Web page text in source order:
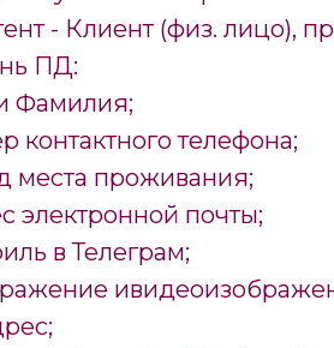
- Клиент (физ. лицо),
ПД:
Фамилия;
контактного телефона;
места проживания;
электронной почты;
в Телеграм;